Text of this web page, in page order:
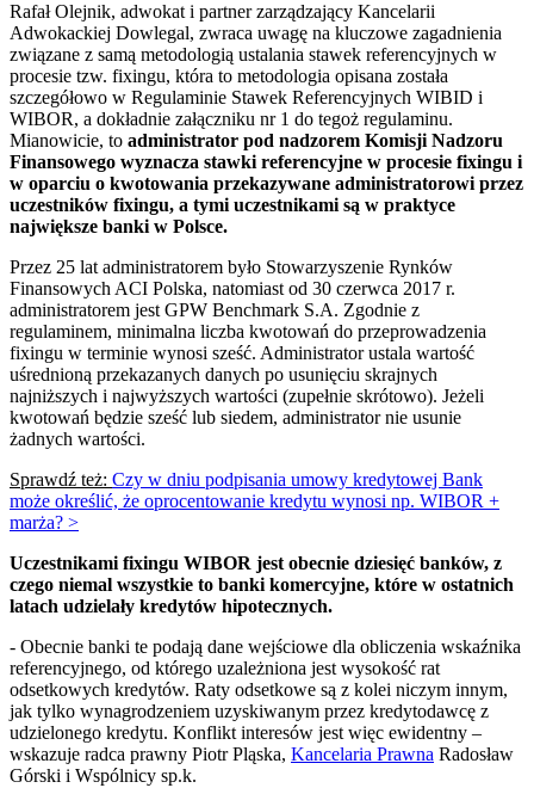
Rafał Olejnik, adwokat i partner zarządzający Kancelarii
Adwokackiej Dowlegal, zwraca uwagę na kluczowe zagadnienia
związane z samą metodologią ustalania stawek referencyjnych w
procesie tzw. fixingu, która to metodologia opisana została
szczegółowo w Regulaminie Stawek Referencyjnych WIBID i
WIBOR, a dokładnie załączniku nr 1 do tegoż regulaminu.
Mianowicie, to administrator pod nadzorem Komisji Nadzoru
Finansowego wyznacza stawki referencyjne w procesie fixingu i
w oparciu o kwotowania przekazywane administratorowi przez
uczestników fixingu, a tymi uczestnikami są w praktyce
największe banki w Polsce.
Przez 25 lat administratorem było Stowarzyszenie Rynków
Finansowych ACI Polska, natomiast od 30 czerwca 2017 r.
administratorem jest GPW Benchmark S.A. Zgodnie z
regulaminem, minimalna liczba kwotowań do przeprowadzenia
fixingu w terminie wynosi sześć. Administrator ustala wartość
uśrednioną przekazanych danych po usunięciu skrajnych
najniższych i najwyższych wartości (zupełnie skrótowo). Jeżeli
kwotowań będzie sześć lub siedem, administrator nie usunie
żadnych wartości.
Sprawdź też: Czy w dniu podpisania umowy kredytowej Bank
może określić, że oprocentowanie kredytu wynosi np. WIBOR +
marża? >
Uczestnikami fixingu WIBOR jest obecnie dziesięć banków, z
czego niemal wszystkie to banki komercyjne, które w ostatnich
latach udzielały kredytów hipotecznych.
- Obecnie banki te podają dane wejściowe dla obliczenia wskaźnika
referencyjnego, od którego uzależniona jest wysokość rat
odsetkowych kredytów. Raty odsetkowe są z kolei niczym innym,
jak tylko wynagrodzeniem uzyskiwanym przez kredytodawcę z
udzielonego kredytu. Konflikt interesów jest więc ewidentny –
wskazuje radca prawny Piotr Pląska, Kancelaria Prawna Radosław
Górski i Wspólnicy sp.k.